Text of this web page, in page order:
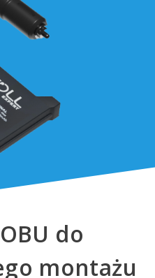
do
montażu